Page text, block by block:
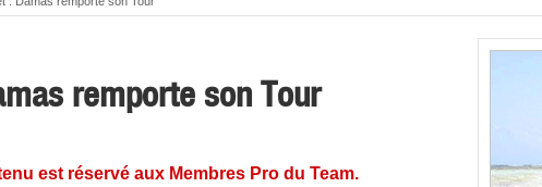
remporte son Tour
est réservé aux Membres Pro du Team.